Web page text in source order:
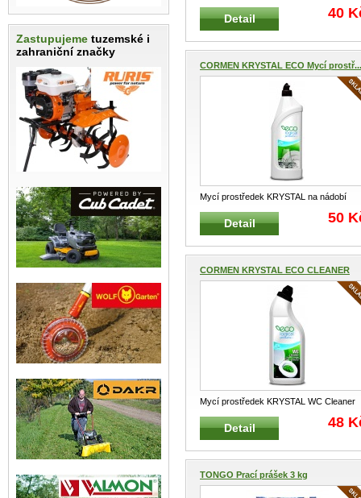
Zastupujeme tuzemské i
zahraniční značky
750 ml se včelím voskem Přírod
...
Detail 40
CORMEN KRYSTAL ECO Mycí prostř...
Mycí prostředek KRYSTAL na nádobí
ECO 750 ml Tekutý koncentrovaný neu
Detail 50
CORMEN KRYSTAL ECO CLEANER
Myc...
Mycí prostředek KRYSTAL WC Cleaner
ECO 750 ml Odstraňuje rez, vodní k ...
Detail 48
TONGO Prací prášek 3 kg